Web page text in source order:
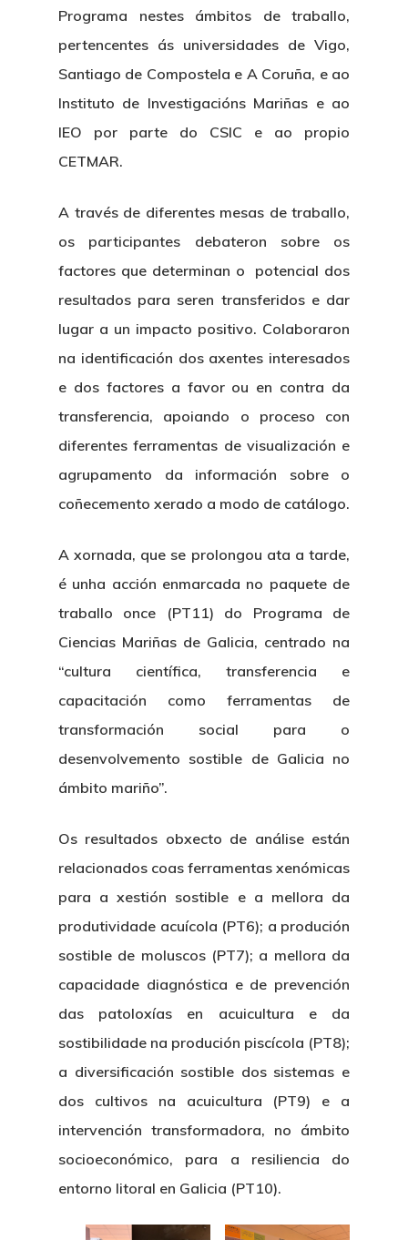
Programa nestes ámbitos de traballo,
pertencentes ás universidades de Vigo,
Santiago de Compostela e A Coruña, e ao
Instituto de Investigacións Mariñas e ao
IEO por parte do CSIC e ao propio
CETMAR.
A través de diferentes mesas de traballo,
os participantes debateron sobre os
factores que determinan o potencial dos
resultados para seren transferidos e dar
lugar a un impacto positivo. Colaboraron
na identificación dos axentes interesados
e dos factores a favor ou en contra da
transferencia, apoiando o proceso con
diferentes ferramentas de visualización e
agrupamento da información sobre o
coñecemento xerado a modo de catálogo.
A xornada, que se prolongou ata a tarde,
é unha acción enmarcada no paquete de
traballo once (PT11) do Programa de
Ciencias Mariñas de Galicia, centrado na
“cultura científica, transferencia e
capacitación como ferramentas de
transformación social para o
desenvolvemento sostible de Galicia no
ámbito mariño”.
Os resultados obxecto de análise están
relacionados coas ferramentas xenómicas
para a xestión sostible e a mellora da
produtividade acuícola (PT6); a produción
sostible de moluscos (PT7); a mellora da
capacidade diagnóstica e de prevención
das patoloxías en acuicultura e da
sostibilidade na produción piscícola (PT8);
a diversificación sostible dos sistemas e
dos cultivos na acuicultura (PT9) e a
intervención transformadora, no ámbito
socioeconómico, para a resiliencia do
entorno litoral en Galicia (PT10).